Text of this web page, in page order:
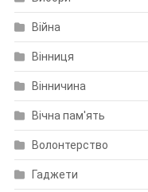
Війна
Вінниця
Вінничина
Вічна пам'ять
Волонтерство
Гаджети